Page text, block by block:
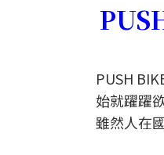
PUSH
始就躍躍
雖然人在